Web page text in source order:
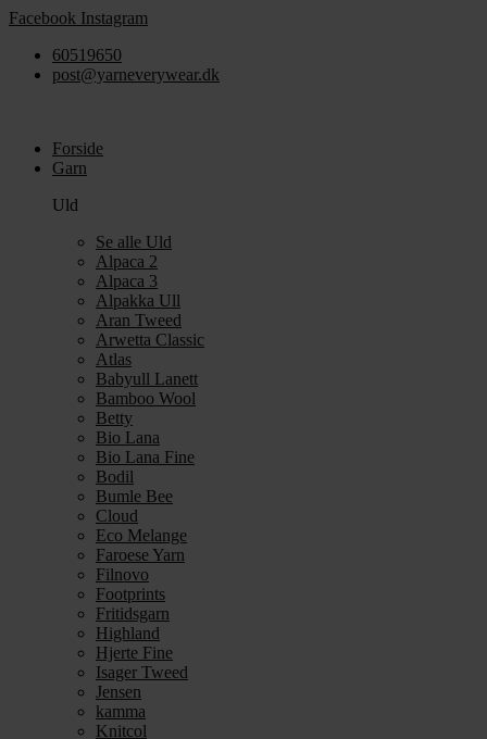
Videre
indhold
Facebook Instagram
60519650
post@yarneverywear.dk
Forside
Garn
Uld
Se alle Uld
Alpaca 2
Alpaca 3
Alpakka Ull
Aran Tweed
Arwetta Classic
Atlas
Babyull Lanett
Bamboo Wool
Betty
Bio Lana
Bio Lana Fine
Bodil
Bumle Bee
Cloud
Eco Melange
Faroese Yarn
Filnovo
Footprints
Fritidsgarn
Highland
Hjerte Fine
Isager Tweed
Jensen
kamma
Knitcol